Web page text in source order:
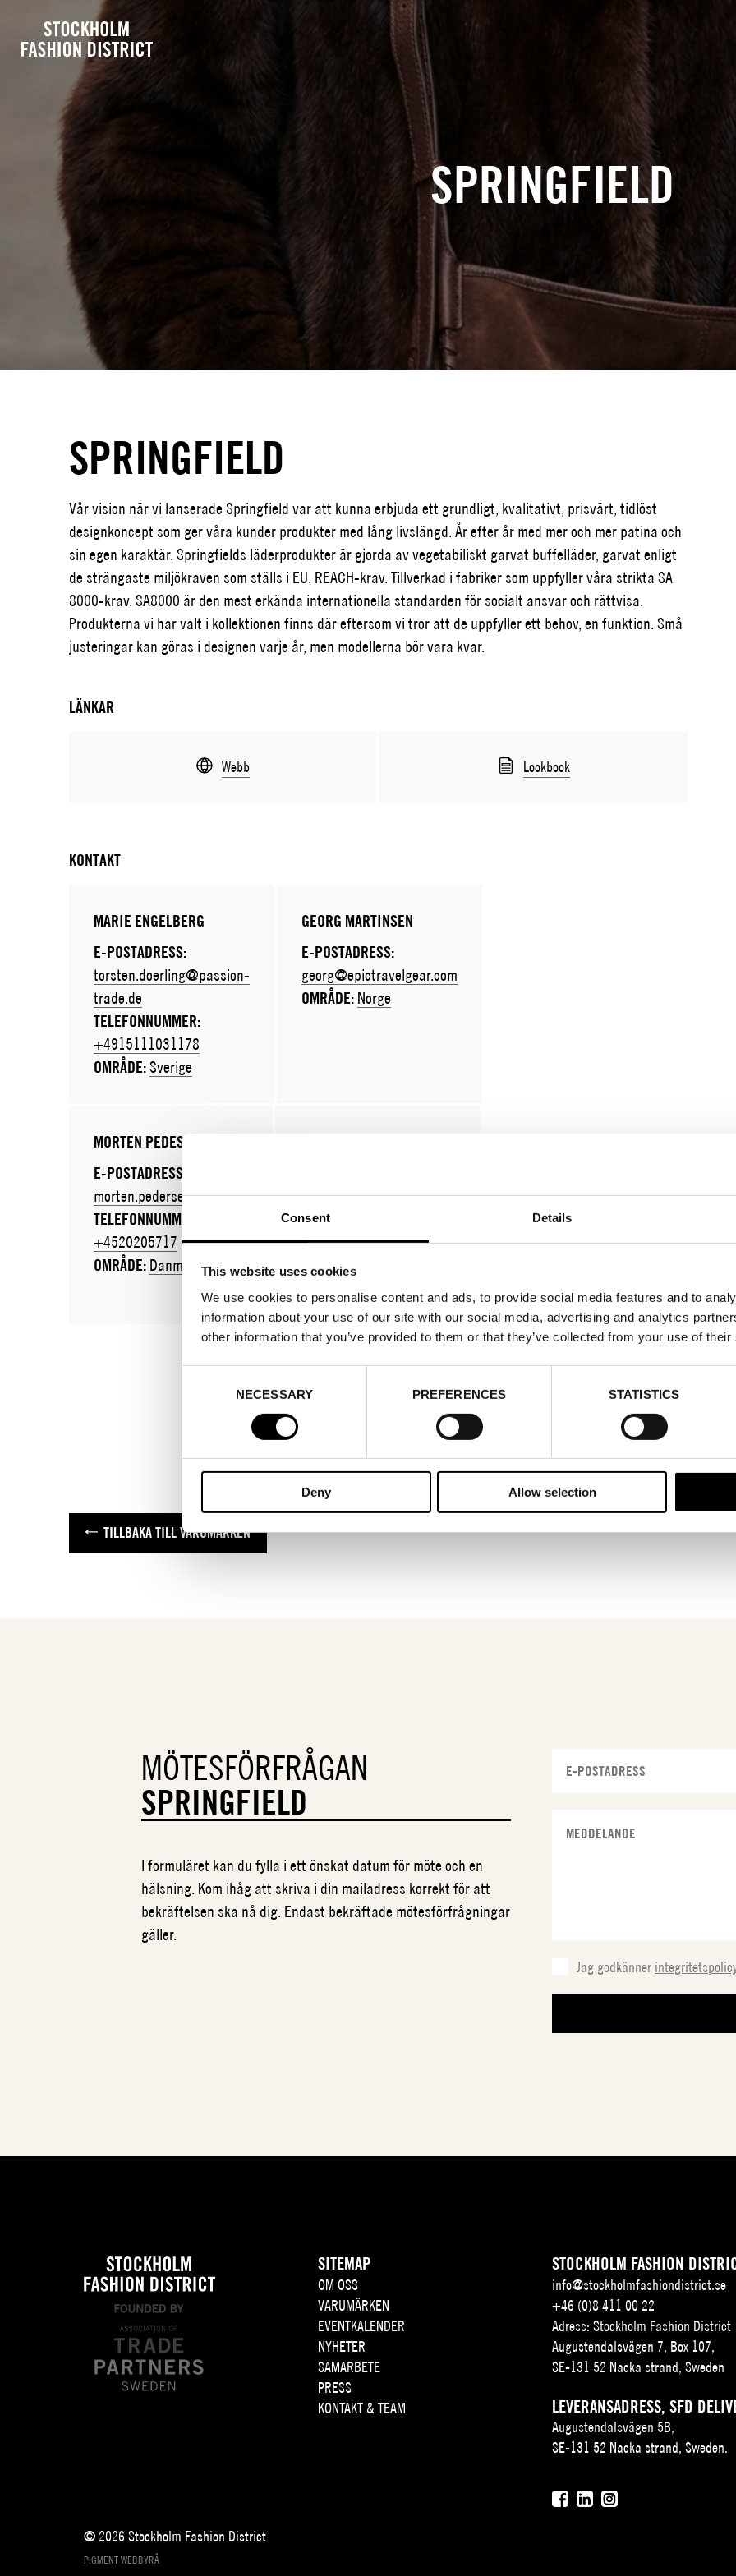
Consent Details
This website uses cookies
We use cookies to personalise content and ads, to provide social media features and to
information about your use of our site with our social media, advertising and analytics
other information that you’ve provided to them or that they’ve collected from your use of
NECESSARY PREFERENCES STATISTICS
Deny Allow selection
SPRINGFIELD
SPRINGFIELD
Vår vision när vi lanserade Springfield var att kunna erbjuda ett grundligt, kvalitativt, prisvärt, tidlöst
designkoncept som ger våra kunder produkter med lång livslängd. År efter år med mer och mer patina och
sin egen karaktär. Springfields läderprodukter är gjorda av vegetabiliskt garvat buffelläder, garvat enligt
de strängaste miljökraven som ställs i EU. REACH-krav. Tillverkad i fabriker som uppfyller våra strikta SA
8000-krav. SA8000 är den mest erkända internationella standarden för socialt ansvar och rättvisa.
Produkterna vi har valt i kollektionen finns där eftersom vi tror att de uppfyller ett behov, en funktion. Små
justeringar kan göras i designen varje år, men modellerna bör vara kvar.
LÄNKAR
Webb Lookbook
KONTAKT
MARIE ENGELBERG
E-POSTADRESS:
torsten.doerling@passion-
trade.de
TELEFONNUMMER:
+4915111031178
OMRÅDE:Sverige
GEORG MARTINSEN
E-POSTADRESS:
georg@epictravelgear.com
OMRÅDE: Norge
MORTEN PEDESEN
E-POSTADRESS:
morten.pedersen@libro.dk
TELEFONNUMMER:
+4520205717
OMRÅDE: Danmark
torsten.doerling@passion-
trade.de
TELEFONNUMMER:
+4915111031178
Tyskland
TILLBAKA TILL VARUMÄRKEN
MÖTESFÖRFRÅGAN
SPRINGFIELD
I formuläret kan du fylla i ett önskat datum för möte och en
hälsning. Kom ihåg att skriva i din mailadress korrekt för att
bekräftelsen ska nå dig. Endast bekräftade mötesförfrågningar
gäller.
Jag godkänner
SITEMAP
OM OSS
VARUMÄRKEN
EVENTKALENDER
NYHETER
SAMARBETE
PRESS
KONTAKT & TEAM
STOCKHOLM FASHION
info@stockholmfashiondistrict.se
+46 (0)8 411 00 22
Adress: Stockholm Fashion District
Augustendalsvägen 7, Box 107,
SE-131 52 Nacka strand, Sweden
LEVERANSADRESS, SFD
Augustendalsvägen 5B,
SE-131 52 Nacka strand, Sweden.
© 2026 Stockholm Fashion District
PIGMENT WEBBYRÅ